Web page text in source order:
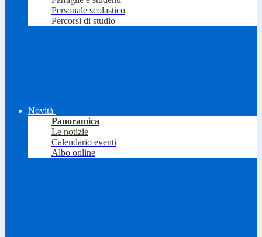
Personale scolastico
Percorsi di studio
Novità
Panoramica
Le notizie
Calendario eventi
Albo online